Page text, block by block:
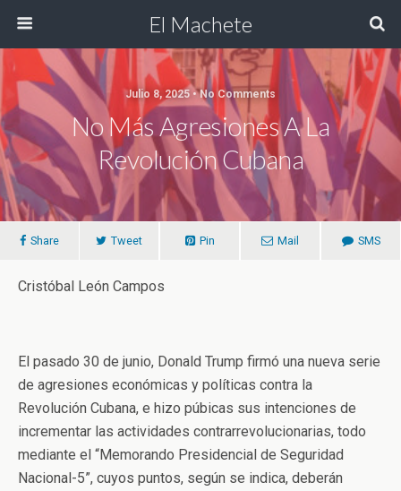
El Machete
Julio 8, 2025 • No Comments
No Más Agresiones A La
Revolución Cubana
Share Tweet Pin Mail SMS
Cristóbal León Campos
El pasado 30 de junio, Donald Trump firmó una nueva serie
de agresiones económicas y políticas contra la
Revolución Cubana, e hizo púbicas sus intenciones de
incrementar las actividades contrarrevolucionarias, todo
mediante el “Memorando Presidencial de Seguridad
Nacional-5”, cuyos puntos, según se indica, deberán